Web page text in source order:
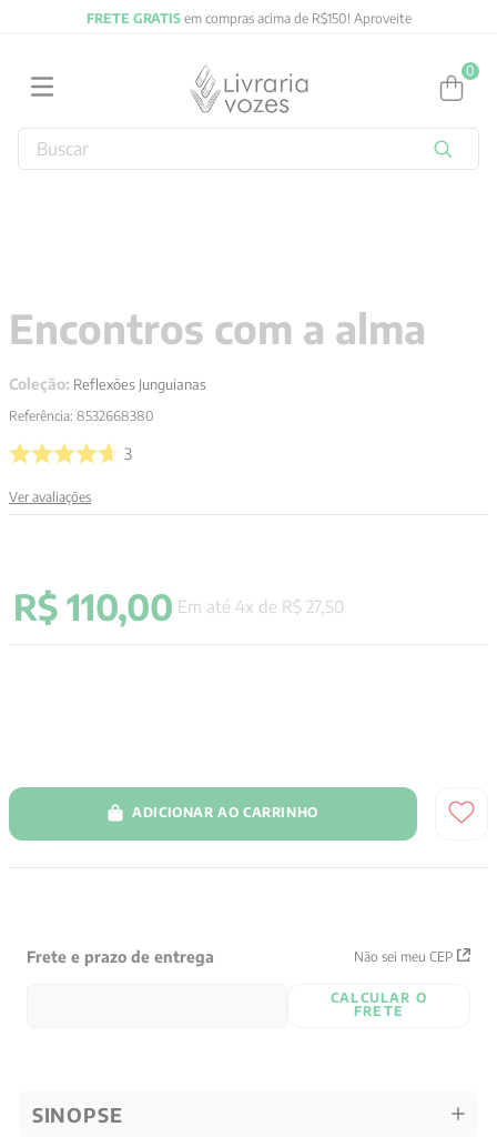
FRETE GRATISem compras acima de R$150! Aproveite
0
Buscar
Encontros com a alma
Coleção: Reflexões Junguianas
Referência: 8532668380
3
Ver avaliações
R$ 110,00 Em até 4x de R$ 27, 50
ADICIONAR AO CARRINHO
Frete e prazo de entrega Não sei meu CEP
CALCULAR O
FRETE
SINOPSE
4 º jung
6º pré venda
7º biblia
º